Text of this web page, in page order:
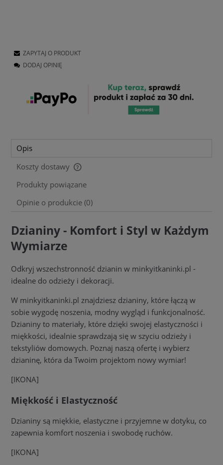
ZAPYTAJ O PRODUKT
DODAJ OPINIĘ
Opis
Koszty dostawy
Cena nie zawiera ewentualnych kosztów płatności
Produkty powiązane
Opinie o produkcie (0)
Dzianiny - Komfort i Styl w Każdym
Wymiarze
Odkryj wszechstronność dzianin w minkyitkaninki.pl -
idealne do odzieży i dekoracji.
W minkyitkaninki.pl znajdziesz dzianiny, które łączą w
sobie wygodę noszenia, modny wygląd i funkcjonalność.
Dzianiny to materiały, które dzięki swojej elastyczności i
miękkości, idealnie sprawdzają się w szyciu odzieży i
tekstyliów domowych. Poznaj naszą ofertę i wybierz
dzianinę, która da Twoim projektom nowy wymiar!
[IKONA]
Miękkość i Elastyczność
Dzianiny są miękkie, elastyczne i przyjemne w dotyku, co
zapewnia komfort noszenia i swobodę ruchów.
[IKONA]